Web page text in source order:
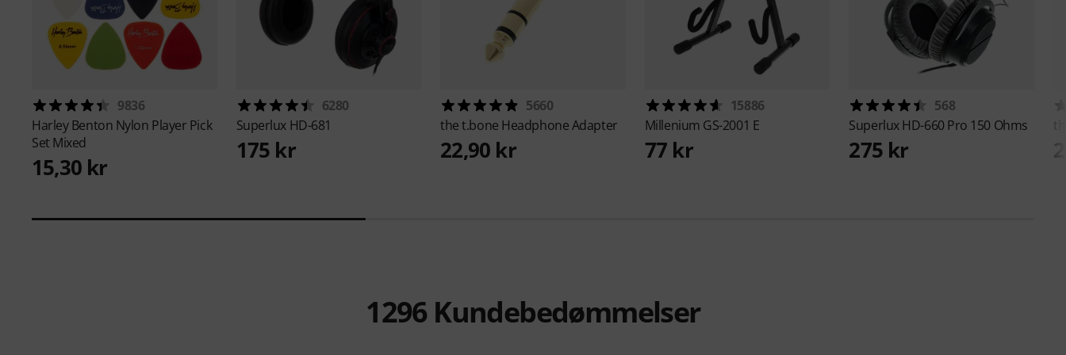
9836
Harley Benton Nylon Player Pick
Set Mixed
15,30 kr
6280
Superlux HD-681
175 kr
5660
the t.bone Headphone Adapter
22,90 kr
15886
Millenium GS-2001 E
77 kr
568
SuperluxHD-660 Pro 150 Ohms
275 kr
1296Kundebedømmelser